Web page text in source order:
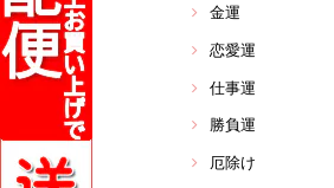
金運
恋愛運
仕事運
勝負運
厄除け